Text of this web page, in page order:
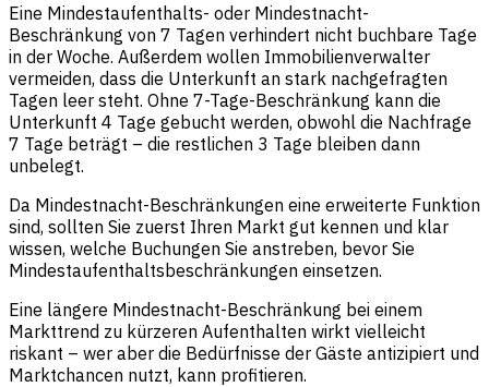
Eine Mindestaufenthalts- oder Mindestnacht-
Beschränkung von 7 Tagen verhindert nicht buchbare Tage
in der Woche. Außerdem wollen Immobilienverwalter
vermeiden, dass die Unterkunft an stark nachgefragten
Tagen leer steht. Ohne 7-Tage-Beschränkung kann die
Unterkunft 4 Tage gebucht werden, obwohl die Nachfrage
7 Tage beträgt – die restlichen 3 Tage bleiben dann
unbelegt.
Da Mindestnacht-Beschränkungen eine erweiterte Funktion
sind, sollten Sie zuerst Ihren Markt gut kennen und klar
wissen, welche Buchungen Sie anstreben, bevor Sie
Mindestaufenthaltsbeschränkungen einsetzen.
Eine längere Mindestnacht-Beschränkung bei einem
Markttrend zu kürzeren Aufenthalten wirkt vielleicht
riskant – wer aber die Bedürfnisse der Gäste antizipiert und
Marktchancen nutzt, kann profitieren.